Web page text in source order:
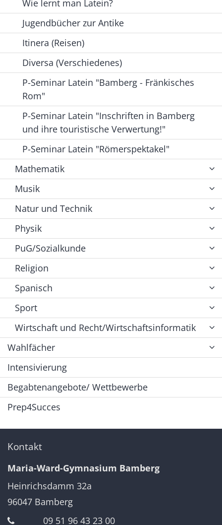
Wie lernt man Latein?
Jugendbücher zur Antike
Itinera (Reisen)
Diversa (Verschiedenes)
P-Seminar Latein "Bamberg - Fränkisches
Rom"
P-Seminar Latein "Inschriften in Bamberg
und ihre touristische Verwertung!"
P-Seminar Latein "Römerspektakel"
Mathematik
Musik
Natur und Technik
Physik
PuG/Sozialkunde
Religion
Spanisch
Sport
Wirtschaft und Recht/Wirtschaftsinformatik
Wahlfächer
Intensivierung
Begabtenangebote/ Wettbewerbe
Prep4Succes
Kontakt
Maria-Ward-Gymnasium Bamberg
Heinrichsdamm 32a
96047 Bamberg
09 51 96 43 23 00